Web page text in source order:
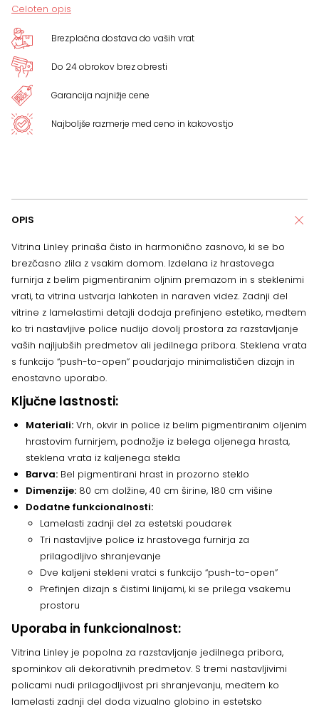
Celoten opis
Brezplačna dostava do vaših vrat
Do 24 obrokov brez obresti
Garancija najnižje cene
Najboljše razmerje med ceno in kakovostjo
OPIS
Vitrina Linley prinaša čisto in harmonično zasnovo, ki se bo
brezčasno zlila z vsakim domom. Izdelana iz hrastovega
furnirja z belim pigmentiranim oljnim premazom in s steklenimi
vrati, ta vitrina ustvarja lahkoten in naraven videz. Zadnji del
vitrine z lamelastimi detajli dodaja prefinjeno estetiko, medtem
ko tri nastavljive police nudijo dovolj prostora za razstavljanje
vaših najljubših predmetov ali jedilnega pribora. Steklena vrata
s funkcijo “push-to-open” poudarjajo minimalističen dizajn in
enostavno uporabo.
Ključne lastnosti:
Materiali: Vrh, okvir in police iz belim pigmentiranim oljenim
hrastovim furnirjem, podnožje iz belega oljenega hrasta,
steklena vrata iz kaljenega stekla
Barva: Bel pigmentirani hrast in prozorno steklo
Dimenzije: 80 cm dolžine, 40 cm širine, 180 cm višine
Dodatne funkcionalnosti:
Lamelasti zadnji del za estetski poudarek
Tri nastavljive police iz hrastovega furnirja za
prilagodljivo shranjevanje
Dve kaljeni stekleni vratci s funkcijo “push-to-open”
Prefinjen dizajn s čistimi linijami, ki se prilega vsakemu
prostoru
Uporaba in funkcionalnost:
Vitrina Linley je popolna za razstavljanje jedilnega pribora,
spominkov ali dekorativnih predmetov. S tremi nastavljivimi
policami nudi prilagodljivost pri shranjevanju, medtem ko
lamelasti zadnji del doda vizualno globino in estetsko